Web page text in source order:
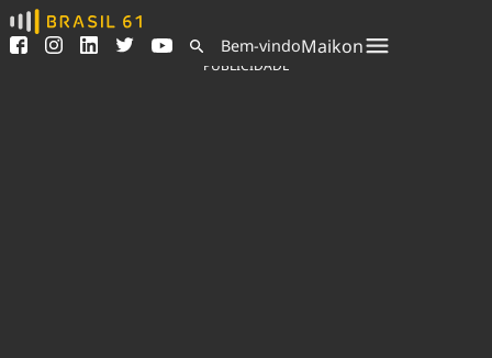
Ver todas as notícias
Podcasts
Indicadores
Bem-vindoMaikon
PUBLICIDADE